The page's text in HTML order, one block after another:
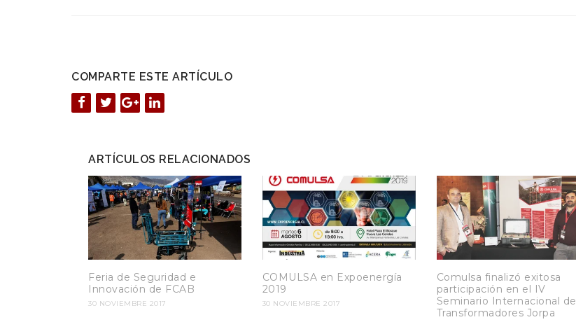
COMPARTE ESTE ARTÍCULO
ARTÍCULOS RELACIONADOS
Feria de Seguridad e
Innovación de FCAB
30 NOVIEMBRE 2017
COMULSA en Expoenergía
2019
30 NOVIEMBRE 2017
Comulsa finalizó exitosa
participación en el IV
Seminario Internacional de
Transformadores Jorpa